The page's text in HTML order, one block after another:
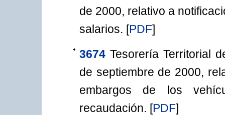
de 2000, relativo a
salarios. [PDF]
3674 Tesorería Territorial
de septiembre de 2000,
embargos de los
recaudación. [PDF]